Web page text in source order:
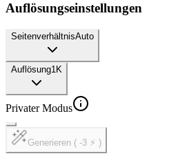
Auflösungseinstellungen
SeitenverhältnisAuto
Auflösung1K
Privater Modus
Generieren ( -3 ⚡ )